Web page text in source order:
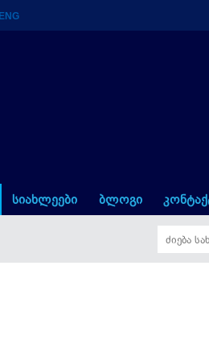
ENG
სიახლეები ბლოგი